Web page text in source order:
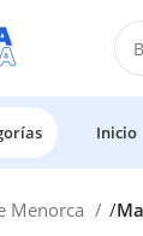
Inicio
Menorca